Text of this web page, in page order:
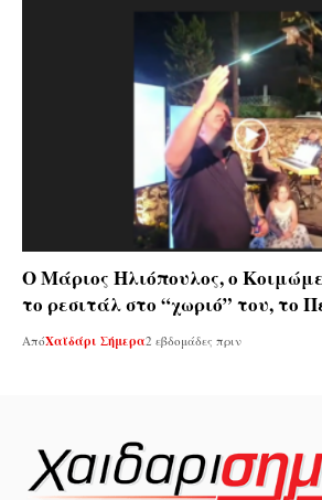
Ο Μάριος Ηλιόπουλος, ο
το ρεσιτάλ στο “χωριό” του, το
ΑπόΧαϊδάρι Σήμερα2 εβδομάδες πριν